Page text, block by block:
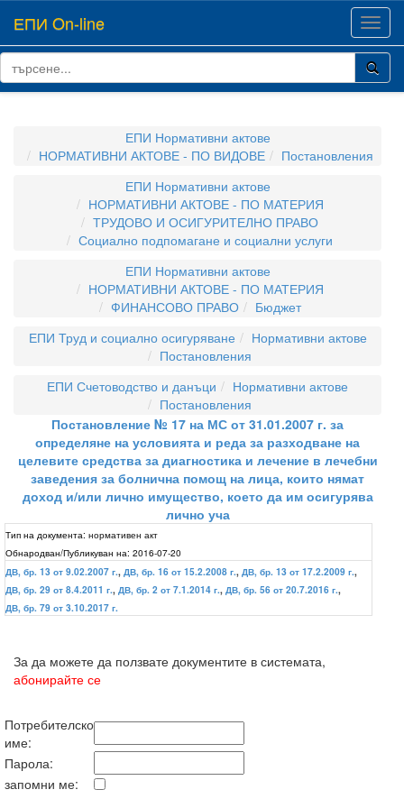
ЕПИ On-line
ЕПИ Нормативни актове
НОРМАТИВНИ АКТОВЕ - ПО ВИДОВЕ
Постановления
ЕПИ Нормативни актове
НОРМАТИВНИ АКТОВЕ - ПО МАТЕРИЯ
ТРУДОВО И ОСИГУРИТЕЛНО ПРАВО
Социално подпомагане и социални услуги
ЕПИ Нормативни актове
НОРМАТИВНИ АКТОВЕ - ПО МАТЕРИЯ
ФИНАНСОВО ПРАВО
Бюджет
ЕПИ Труд и социално осигуряване
Нормативни актове
Постановления
ЕПИ Счетоводство и данъци
Нормативни актове
Постановления
Постановление № 17 на МС от 31.01.2007 г. за
определяне на условията и реда за разходване на
целевите средства за диагностика и лечение в лечебни
заведения за болнична помощ на лица, които нямат
доход и/или лично имущество, което да им осигурява
лично уча
Тип на документа: нормативен акт
Обнародван/Публикуван на: 2016-07-20
ДВ, бр. 13 от 9.02.2007 г., ДВ, бр. 16 от 15.2.2008 г., ДВ, бр. 13 от 17.2.2009 г.,
ДВ, бр. 29 от 8.4.2011 г., ДВ, бр. 2 от 7.1.2014 г., ДВ, бр. 56 от 20.7.2016 г.,
ДВ, бр. 79 от 3.10.2017 г.
За да можете да ползвате документите в системата,
абонирайте се
Потребителско
име:
Парола:
запомни ме: